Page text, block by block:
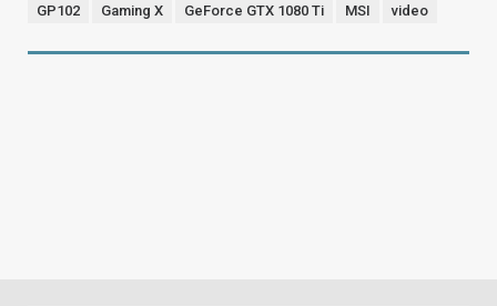
GP102 Gaming X GeForce GTX 1080 Ti MSI video